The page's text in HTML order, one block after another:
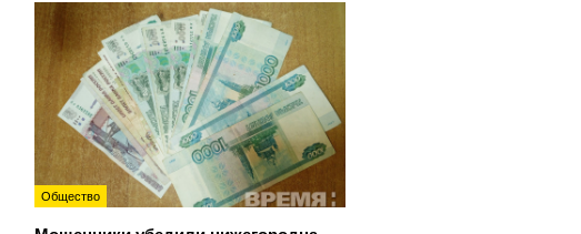
Общество